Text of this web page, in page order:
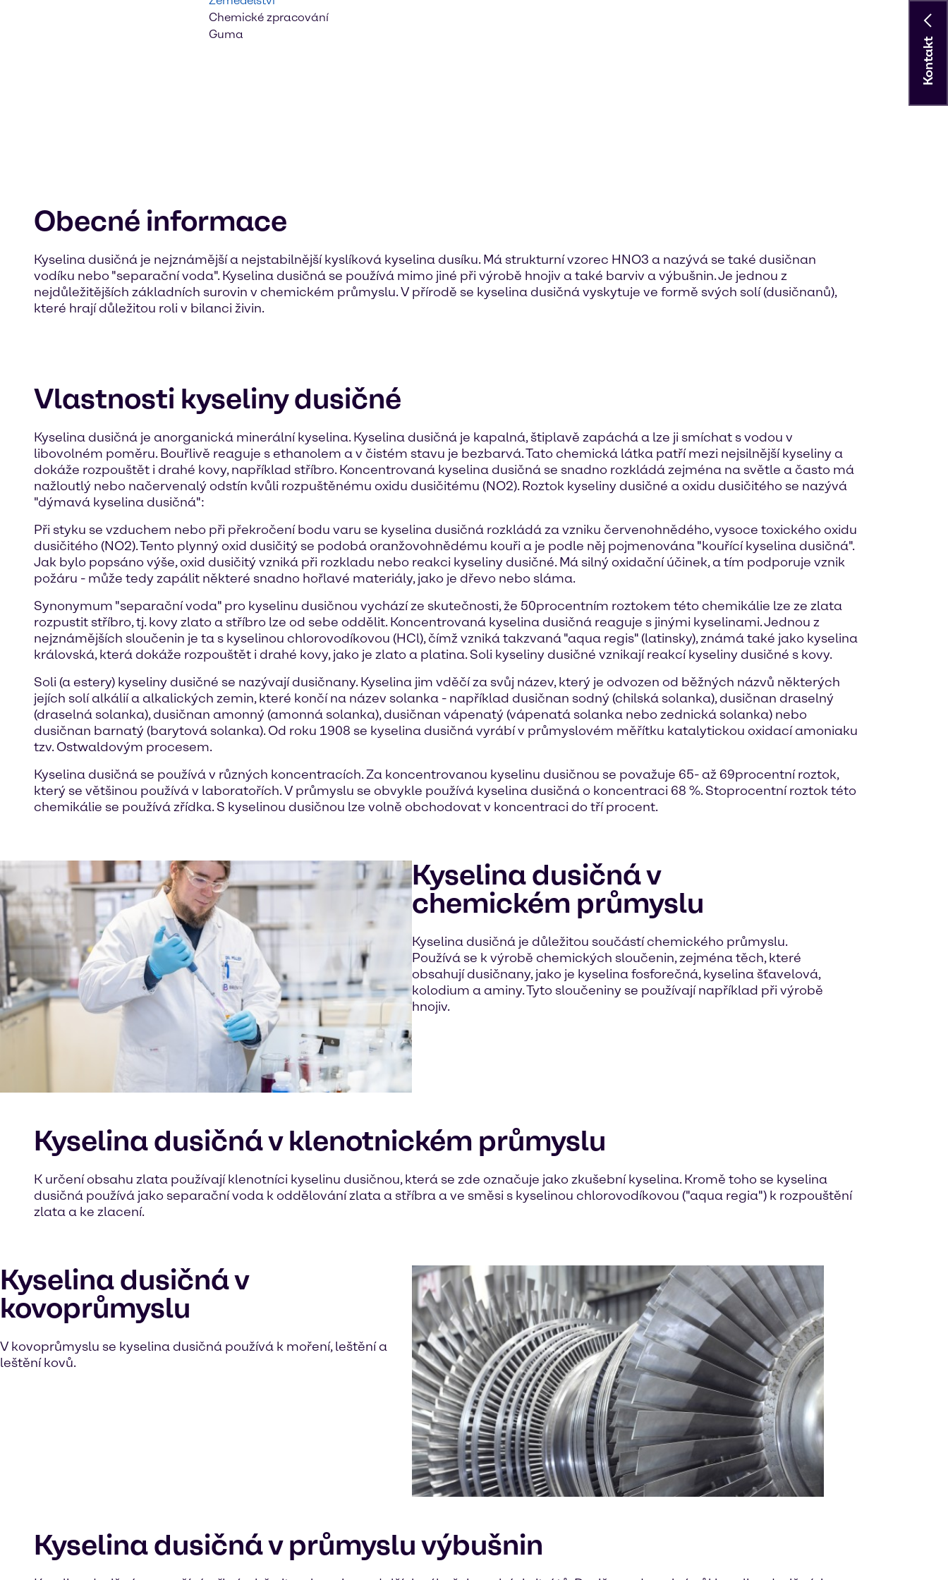
Chemické zpracování
Guma
Obecné informace
Kyselina dusičná je nejznámější a nejstabilnější kyslíková kyselina dusíku. Má strukturní vzorec HNO3 a nazývá se také dusičnan
vodíku nebo "separační voda". Kyselina dusičná se používá mimo jiné při výrobě hnojiv a také barviv a výbušnin. Je jednou z
nejdůležitějších základních surovin v chemickém průmyslu. V přírodě se kyselina dusičná vyskytuje ve formě svých solí (dusičnanů),
které hrají důležitou roli v bilanci živin.
Vlastnosti kyseliny dusičné
Kyselina dusičná je anorganická minerální kyselina. Kyselina dusičná je kapalná, štiplavě zapáchá a lze ji smíchat s vodou v
libovolném poměru. Bouřlivě reaguje s ethanolem a v čistém stavu je bezbarvá. Tato chemická látka patří mezi nejsilnější kyseliny a
dokáže rozpouštět i drahé kovy, například stříbro. Koncentrovaná kyselina dusičná se snadno rozkládá zejména na světle a často má
nažloutlý nebo načervenalý odstín kvůli rozpuštěnému oxidu dusičitému (NO2). Roztok kyseliny dusičné a oxidu dusičitého se nazývá
"dýmavá kyselina dusičná":
Při styku se vzduchem nebo při překročení bodu varu se kyselina dusičná rozkládá za vzniku červenohnědého, vysoce toxického oxidu
dusičitého (NO2). Tento plynný oxid dusičitý se podobá oranžovohnědému kouři a je podle něj pojmenována "kouřící kyselina dusičná".
Jak bylo popsáno výše, oxid dusičitý vzniká při rozkladu nebo reakci kyseliny dusičné. Má silný oxidační účinek, a tím podporuje vznik
požáru - může tedy zapálit některé snadno hořlavé materiály, jako je dřevo nebo sláma.
Synonymum "separační voda" pro kyselinu dusičnou vychází ze skutečnosti, že 50procentním roztokem této chemikálie lze ze zlata
rozpustit stříbro, tj. kovy zlato a stříbro lze od sebe oddělit. Koncentrovaná kyselina dusičná reaguje s jinými kyselinami. Jednou z
nejznámějších sloučenin je ta s kyselinou chlorovodíkovou (HCl), čímž vzniká takzvaná "aqua regis" (latinsky), známá také jako kyselina
královská, která dokáže rozpouštět i drahé kovy, jako je zlato a platina. Soli kyseliny dusičné vznikají reakcí kyseliny dusičné s kovy.
Soli (a estery) kyseliny dusičné se nazývají dusičnany. Kyselina jim vděčí za svůj název, který je odvozen od běžných názvů některých
jejích solí alkálií a alkalických zemin, které končí na název solanka - například dusičnan sodný (chilská solanka), dusičnan draselný
(draselná solanka), dusičnan amonný (amonná solanka), dusičnan vápenatý (vápenatá solanka nebo zednická solanka) nebo
dusičnan barnatý (barytová solanka). Od roku 1908 se kyselina dusičná vyrábí v průmyslovém měřítku katalytickou oxidací amoniaku
tzv. Ostwaldovým procesem.
Kyselina dusičná se používá v různých koncentracích. Za koncentrovanou kyselinu dusičnou se považuje 65- až 69procentní roztok,
který se většinou používá v laboratořích. V průmyslu se obvykle používá kyselina dusičná o koncentraci 68 %. Stoprocentní roztok této
chemikálie se používá zřídka. S kyselinou dusičnou lze volně obchodovat v koncentraci do tří procent.
Kyselina dusičná v
chemickém průmyslu
Kyselina dusičná je důležitou součástí chemického průmyslu.
Používá se k výrobě chemických sloučenin, zejména těch, které
obsahují dusičnany, jako je kyselina fosforečná, kyselina šťavelová,
kolodium a aminy. Tyto sloučeniny se používají například při výrobě
hnojiv.
Kyselina dusičná v klenotnickém průmyslu
K určení obsahu zlata používají klenotníci kyselinu dusičnou, která se zde označuje jako zkušební kyselina. Kromě toho se kyselina
dusičná používá jako separační voda k oddělování zlata a stříbra a ve směsi s kyselinou chlorovodíkovou ("aqua regia") k rozpouštění
zlata a ke zlacení.
Kyselina dusičná v
kovoprůmyslu
V kovoprůmyslu se kyselina dusičná používá k moření, leštění a
leštění kovů.
Kyselina dusičná v průmyslu výbušnin
Kontakt